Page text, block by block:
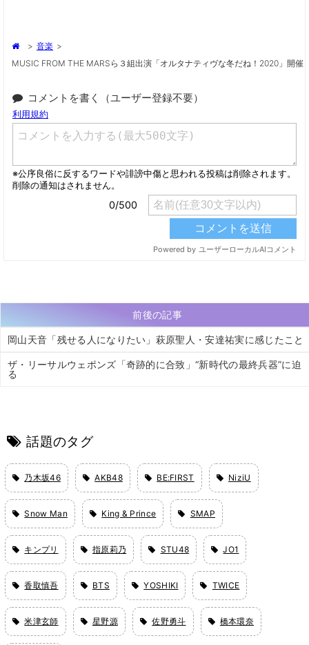
> 音楽 >
MUSIC FROM THE MARSら３組出演「オルタナティヴな冬だね！2020」開催
コメントを書く（ユーザー登録不要）
前後の記事
岡山天音「残せる人になりたい」萩原聖人・安達祐実に感じたこと
ザ・リーサルウェポンズ「奇跡的に合致」“新時代の最終兵器”に迫
る
話題のタグ
乃木坂46 AKB48 BE:FIRST NiziU
Snow Man King & Prince SMAP
キンプリ 指原莉乃 STU48 JO1
香取慎吾 BTS YOSHIKI TWICE
米津玄師 星野源 佐野勇斗 橋本環奈